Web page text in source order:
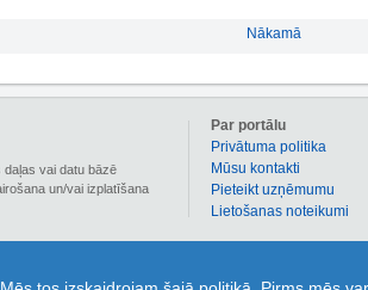
Nākamā
daļas vai datu bāzē
un/vai izplatīšana
Par portālu
Privātuma politika
Mūsu kontakti
Pieteikt uzņēmumu
Lietošanas noteikumi
par vairāk nekā 90 000 Latvijas uzņēmumiem.